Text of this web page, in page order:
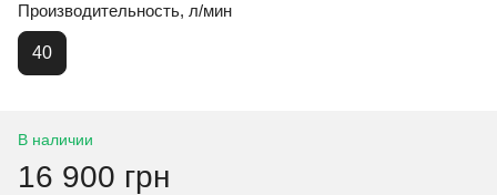
Производительность, л/мин
40
В наличии
16 900 грн